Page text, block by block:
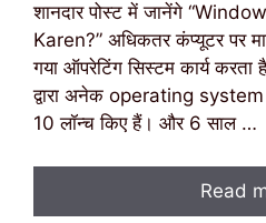
शानदार पोस्ट में जानेंगे
Karen?” अधिकतर कंप्यूटर पर
गया ऑपरेटिंग सिस्टम कार्य
द्वारा अनेक operating
10 लॉन्च किए हैं। और 6 साल …
Read